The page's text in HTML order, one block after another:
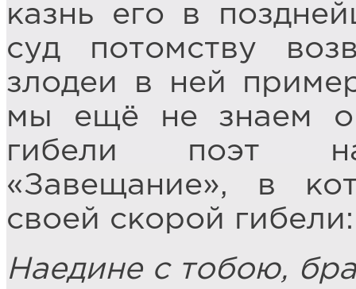
казнь его в
суд потомству
злодеи в ней
мы ещё не знаем о
гибели поэт
«Завещание», в
своей скорой гибели:
Наедине с тобою,